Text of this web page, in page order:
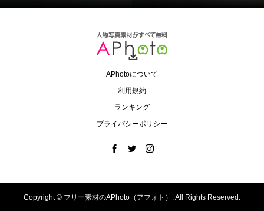
APhotoについて
利用規約
ランキング
プライバシーポリシー
Copyright © フリー素材のAPhoto（アフォト）. All Rights Reserved.